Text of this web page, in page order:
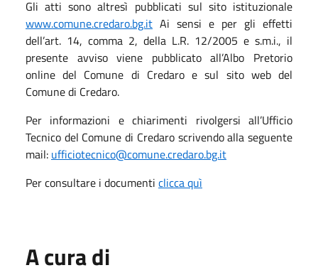
Gli atti sono altresì pubblicati sul sito istituzionale
www.comune.credaro.bg.it Ai sensi e per gli effetti
dell’art. 14, comma 2, della L.R. 12/2005 e s.m.i., il
presente avviso viene pubblicato all’Albo Pretorio
online del Comune di Credaro e sul sito web del
Comune di Credaro.
Per informazioni e chiarimenti rivolgersi all’Ufficio
Tecnico del Comune di Credaro scrivendo alla seguente
mail: ufficiotecnico@comune.credaro.bg.it
Per consultare i documenti clicca quì
A cura di